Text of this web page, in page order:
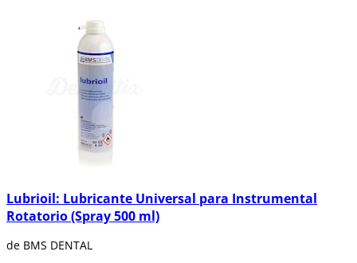
Lubrioil: Lubricante Universal para Instrumental
Rotatorio (Spray 500 ml)
de BMS DENTAL